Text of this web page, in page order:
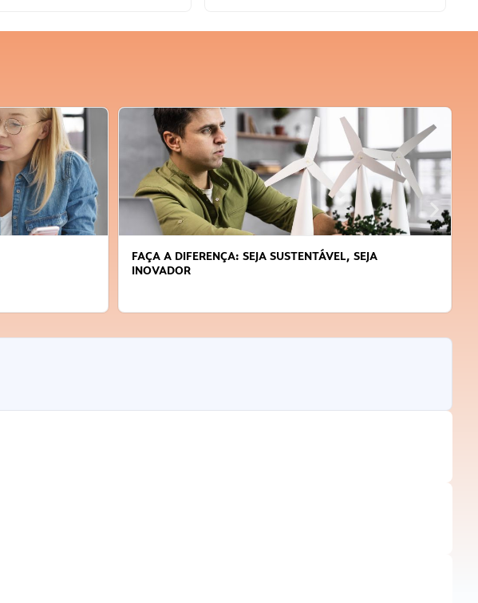
FAÇA A DIFERENÇA: SEJA SUSTENTÁVEL, SEJA
INOVADOR